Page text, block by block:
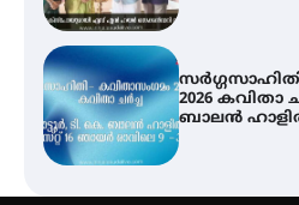
ശക്തമായ
ജില്ലയിൽ
അവധി